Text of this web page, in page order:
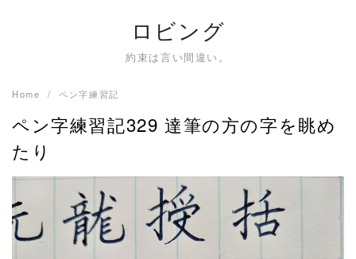
ロビング
約束は言い間違い。
Home ペン字練習記
ペン字練習記329 達筆の方の字を眺め
たり